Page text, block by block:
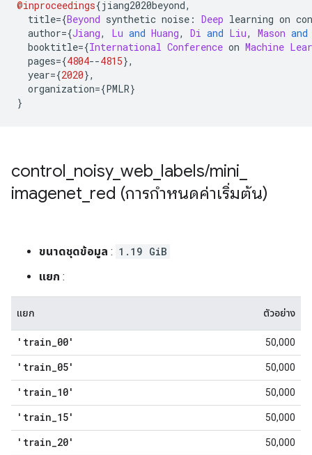
@inproceedings{jiang2020beyond,
title={Beyond synthetic noise : Deep learning on
author={Jiang, Lu and Huang, Di and Liu, Mason and
booktitle={International Conference on Machine
pages={4804--4815},
year={2020},
organization={PMLR}
}
control noisy_ web labels/mini
imagenet red (การกำหนดค่าเริ่มต้น)
ขนาดชุดข้อมูล : 1.19 GiB
แยก :
แยก ตัวอย่าง
'train_00' 50,000
'train_05' 50,000
'train_10' 50,000
'train_15' 50,000
'train_20' 50,000